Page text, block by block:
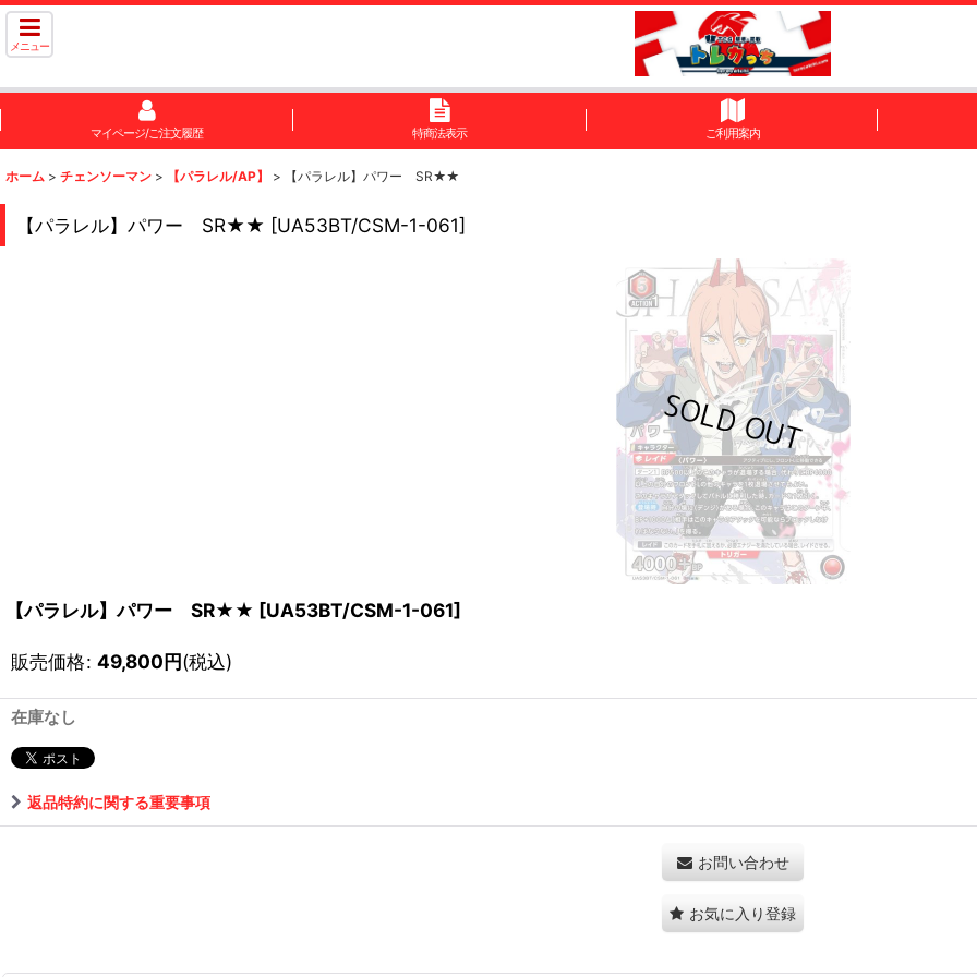
メニュー
マイページ/ご注文履歴 特商法表示 ご利用案内
ホーム > チェンソーマン > 【パラレル/AP】 > 【パラレル】パワー SR★★
【パラレル】パワー SR★★ [UA53BT/CSM-1-061]
【パラレル】パワー SR★★ [UA53BT/CSM-1-061]
販売価格: 49,800円(税込)
在庫なし
返品特約に関する重要事項
お問い合わせ
お気に入り登録